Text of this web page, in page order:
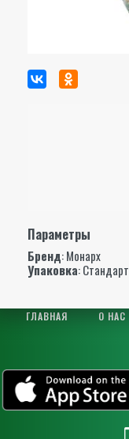
Параметры
Бренд:Монарх
Упаковка: Стандарт
ГЛАВНАЯ О НАС